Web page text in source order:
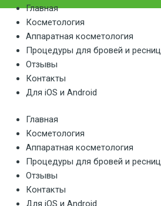
Главная
Косметология
Аппаратная косметология
Процедуры для бровей и ресниц
Отзывы
Контакты
Для iOS и Android
Главная
Косметология
Аппаратная косметология
Процедуры для бровей и ресниц
Отзывы
Контакты
Для iOS и Android